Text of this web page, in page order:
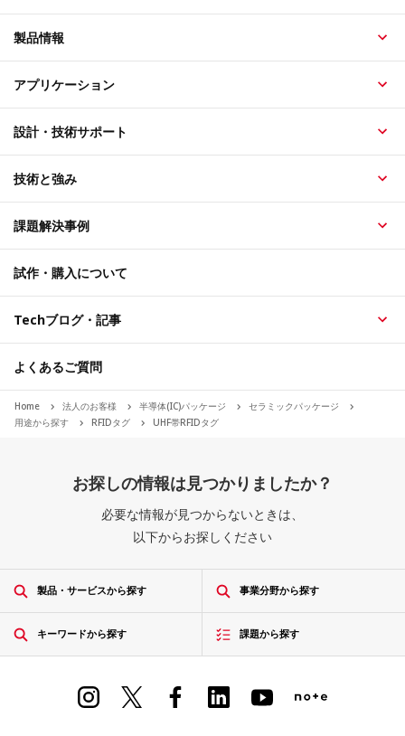
製品情報
アプリケーション
設計・技術サポート
技術と強み
課題解決事例
試作・購入について
Techブログ・記事
よくあるご質問
Home 法人のお客様 半導体(IC)パッケージ
セラミックパッケージ
用途から探す
RFIDタグ UHF帯RFIDタグ
お探しの情報は見つかりましたか？
必要な情報が見つからないときは、
以下からお探しください
製品・サービスから探す 事業分野から探す
キーワードから探す 課題から探す